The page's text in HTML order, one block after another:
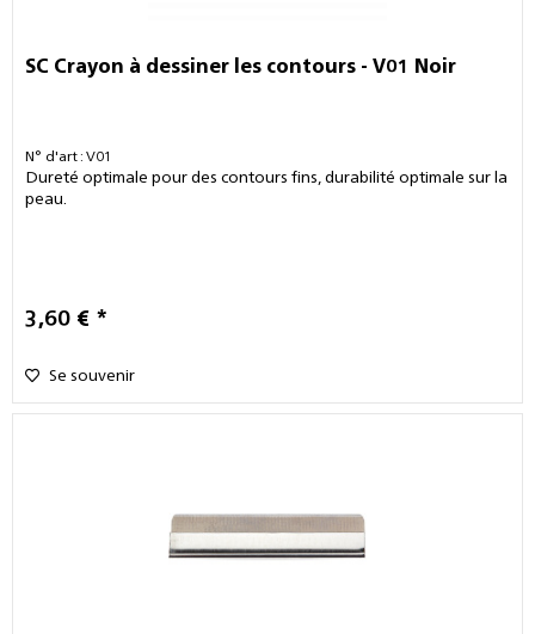
SC Crayon à dessiner les contours - V01 Noir
N° d'art : V01
Dureté optimale pour des contours fins, durabilité optimale sur la
peau.
3,60 € *
Se souvenir